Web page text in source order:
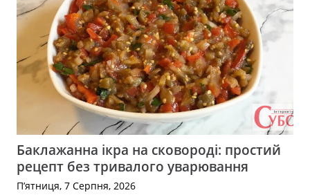
Баклажанна ікра на сковороді: простий
рецепт без тривалого уварювання
П’ятниця, 7 Серпня, 2026